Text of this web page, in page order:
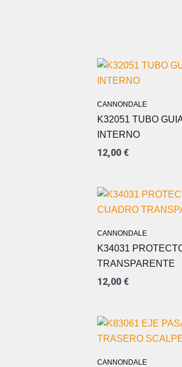
CANNONDALE
K32051 TUBO
INTERNO
12,00 €
CANNONDALE
K34031
TRANSPARENTE
12,00 €
CANNONDALE